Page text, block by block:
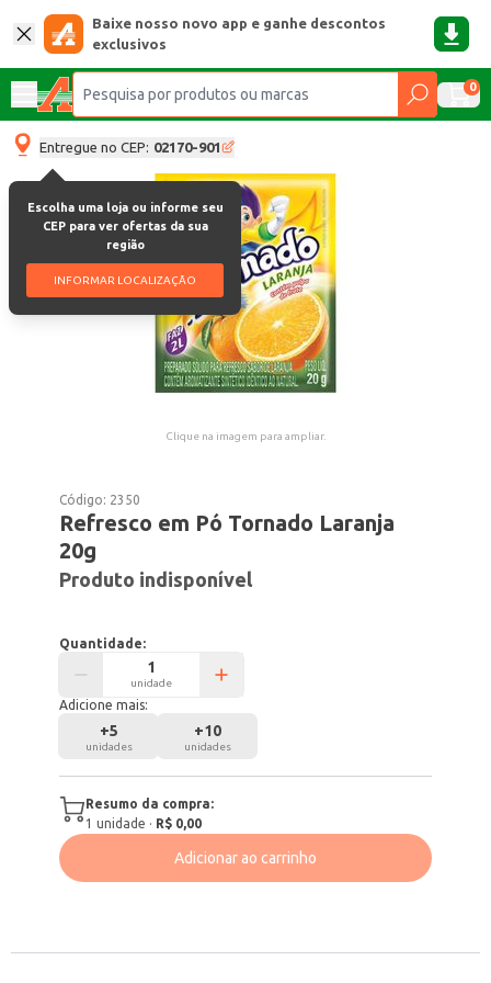
Baixe nosso novo app e ganhe descontos
exclusivos
0
Entregue no CEP: 02170-901
Escolha uma loja ou informe seu
CEP para ver ofertas da sua
região
INFORMAR LOCALIZAÇÃO
Clique na imagem para ampliar.
Código: 2350
Refresco em Pó Tornado Laranja
20g
Produto indisponível
Quantidade:
unidade
Adicione mais:
+5
unidades
+10
unidades
Resumo da compra:
1 unidade · R$ 0,00
Adicionar ao carrinho